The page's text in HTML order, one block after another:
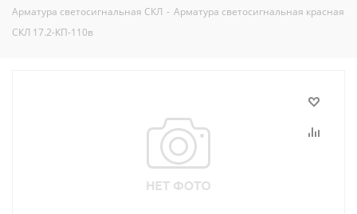
Арматура светосигнальная СКЛ - Арматура светосигнальная красная
СКЛ 17.2-КП-110в